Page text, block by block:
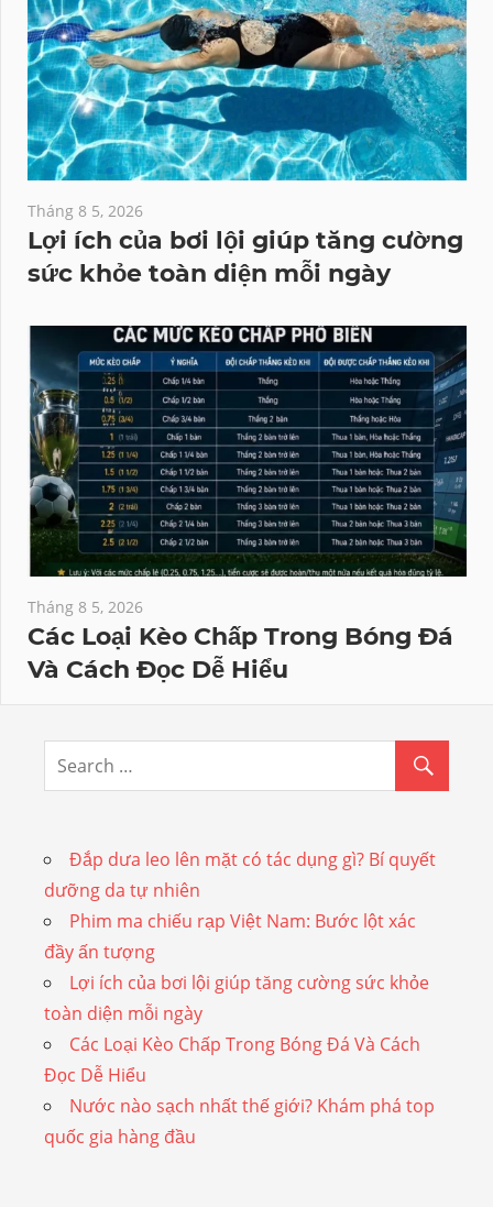
Tháng 8 5, 2026
Lợi ích của bơi lội giúp tăng cường
sức khỏe toàn diện mỗi ngày
Tháng 8 5, 2026
Các Loại Kèo Chấp Trong Bóng Đá
Và Cách Đọc Dễ Hiểu
Đắp dưa leo lên mặt có tác dụng gì? Bí quyết
dưỡng da tự nhiên
Phim ma chiếu rạp Việt Nam: Bước lột xác
đầy ấn tượng
Lợi ích của bơi lội giúp tăng cường sức khỏe
toàn diện mỗi ngày
Các Loại Kèo Chấp Trong Bóng Đá Và Cách
Đọc Dễ Hiểu
Nước nào sạch nhất thế giới? Khám phá top
quốc gia hàng đầu